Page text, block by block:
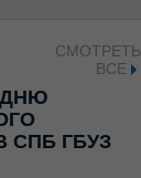
СМОТРЕТЬ
ВСЕ
ДНЮ
СПБ ГБУЗ